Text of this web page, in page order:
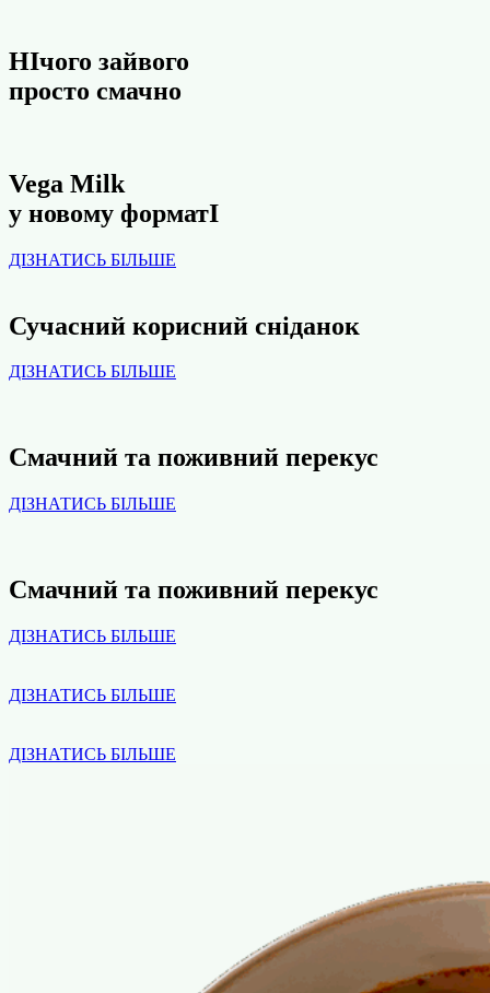
НІчого зайвого
просто смачно
Vega Milk
у новому форматІ
ДІЗНАТИСЬ БІЛЬШЕ
Сучасний корисний снiданок
ДІЗНАТИСЬ БІЛЬШЕ
Смачний та поживний перекус
ДІЗНАТИСЬ БІЛЬШЕ
Смачний та поживний перекус
ДІЗНАТИСЬ БІЛЬШЕ
ДІЗНАТИСЬ БІЛЬШЕ
ДІЗНАТИСЬ БІЛЬШЕ